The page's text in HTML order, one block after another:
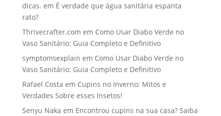
dicas. em É verdade que água sanitária espanta
rato?
Thrivecrafter.com em Como Usar Diabo Verde no
Vaso Sanitário: Guia Completo e Definitivo
symptomsexplain em Como Usar Diabo Verde no
Vaso Sanitário: Guia Completo e Definitivo
Rafael Costa em Cupins no Inverno: Mitos e
Verdades Sobre esses Insetos!
Senyu Naka em Encontrou cupins na sua casa? Saiba